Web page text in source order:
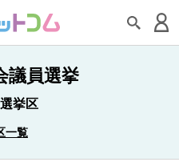
議員選挙
挙区
一覧